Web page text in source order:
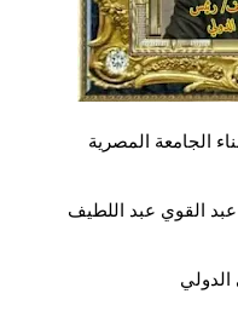
الجامعة المصرية
القوي عبد اللطيف